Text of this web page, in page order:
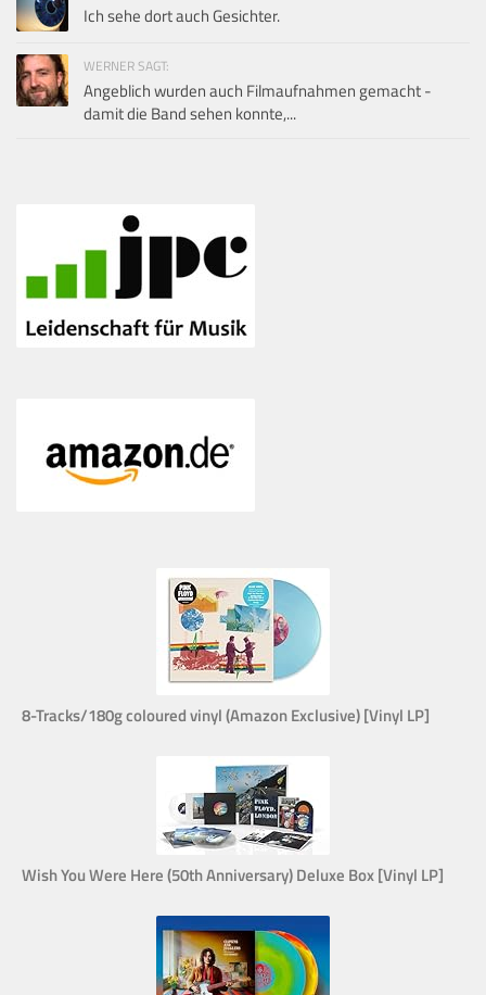
Ich sehe dort auch Gesichter.
WERNER SAGT:
Angeblich wurden auch Filmaufnahmen gemacht -
damit die Band sehen konnte,...
8-Tracks/180g coloured vinyl (Amazon Exclusive) [Vinyl LP]
Wish You Were Here (50th Anniversary) Deluxe Box [Vinyl LP]